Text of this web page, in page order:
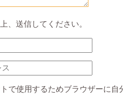
、送信してください。
で使用するためブラウザーに